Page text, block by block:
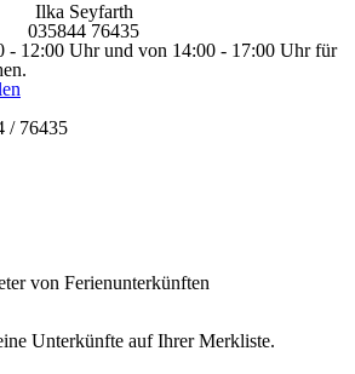
Ilka Seyfarth
035844 76435
- 12:00 Uhr und von 14:00 - 17:00 Uhr für
/ 76435
von Ferienunterkünften
Unterkünfte auf Ihrer Merkliste.